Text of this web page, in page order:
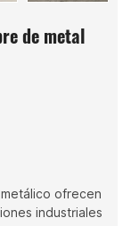
de metal
ofrecen
industriales